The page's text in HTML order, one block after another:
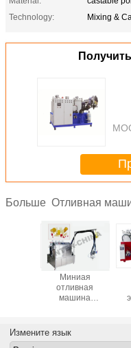
Technology:
Mixing &
Больше Отливная
Миниая
отливная
машина
дозировки,
смешивая
Измените язык